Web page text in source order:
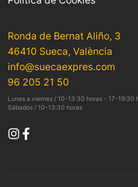
Ronda de Bernat Aliño, 3
46410 Sueca, València
info@suecaexpres.com
96 205 21 50
Lunes a viernes / 10-13:30 horas - 17-19:30
Sábados / 10-13:30 horas